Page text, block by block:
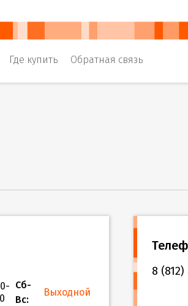
Где купить Обратная связь
Сб-
Вс:
Выходной
8